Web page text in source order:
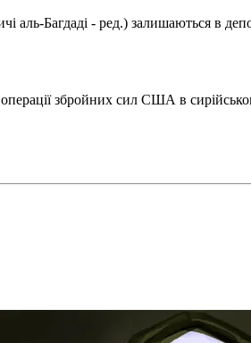
Багдаді - ред.) залишаються в
операції збройних сил США в